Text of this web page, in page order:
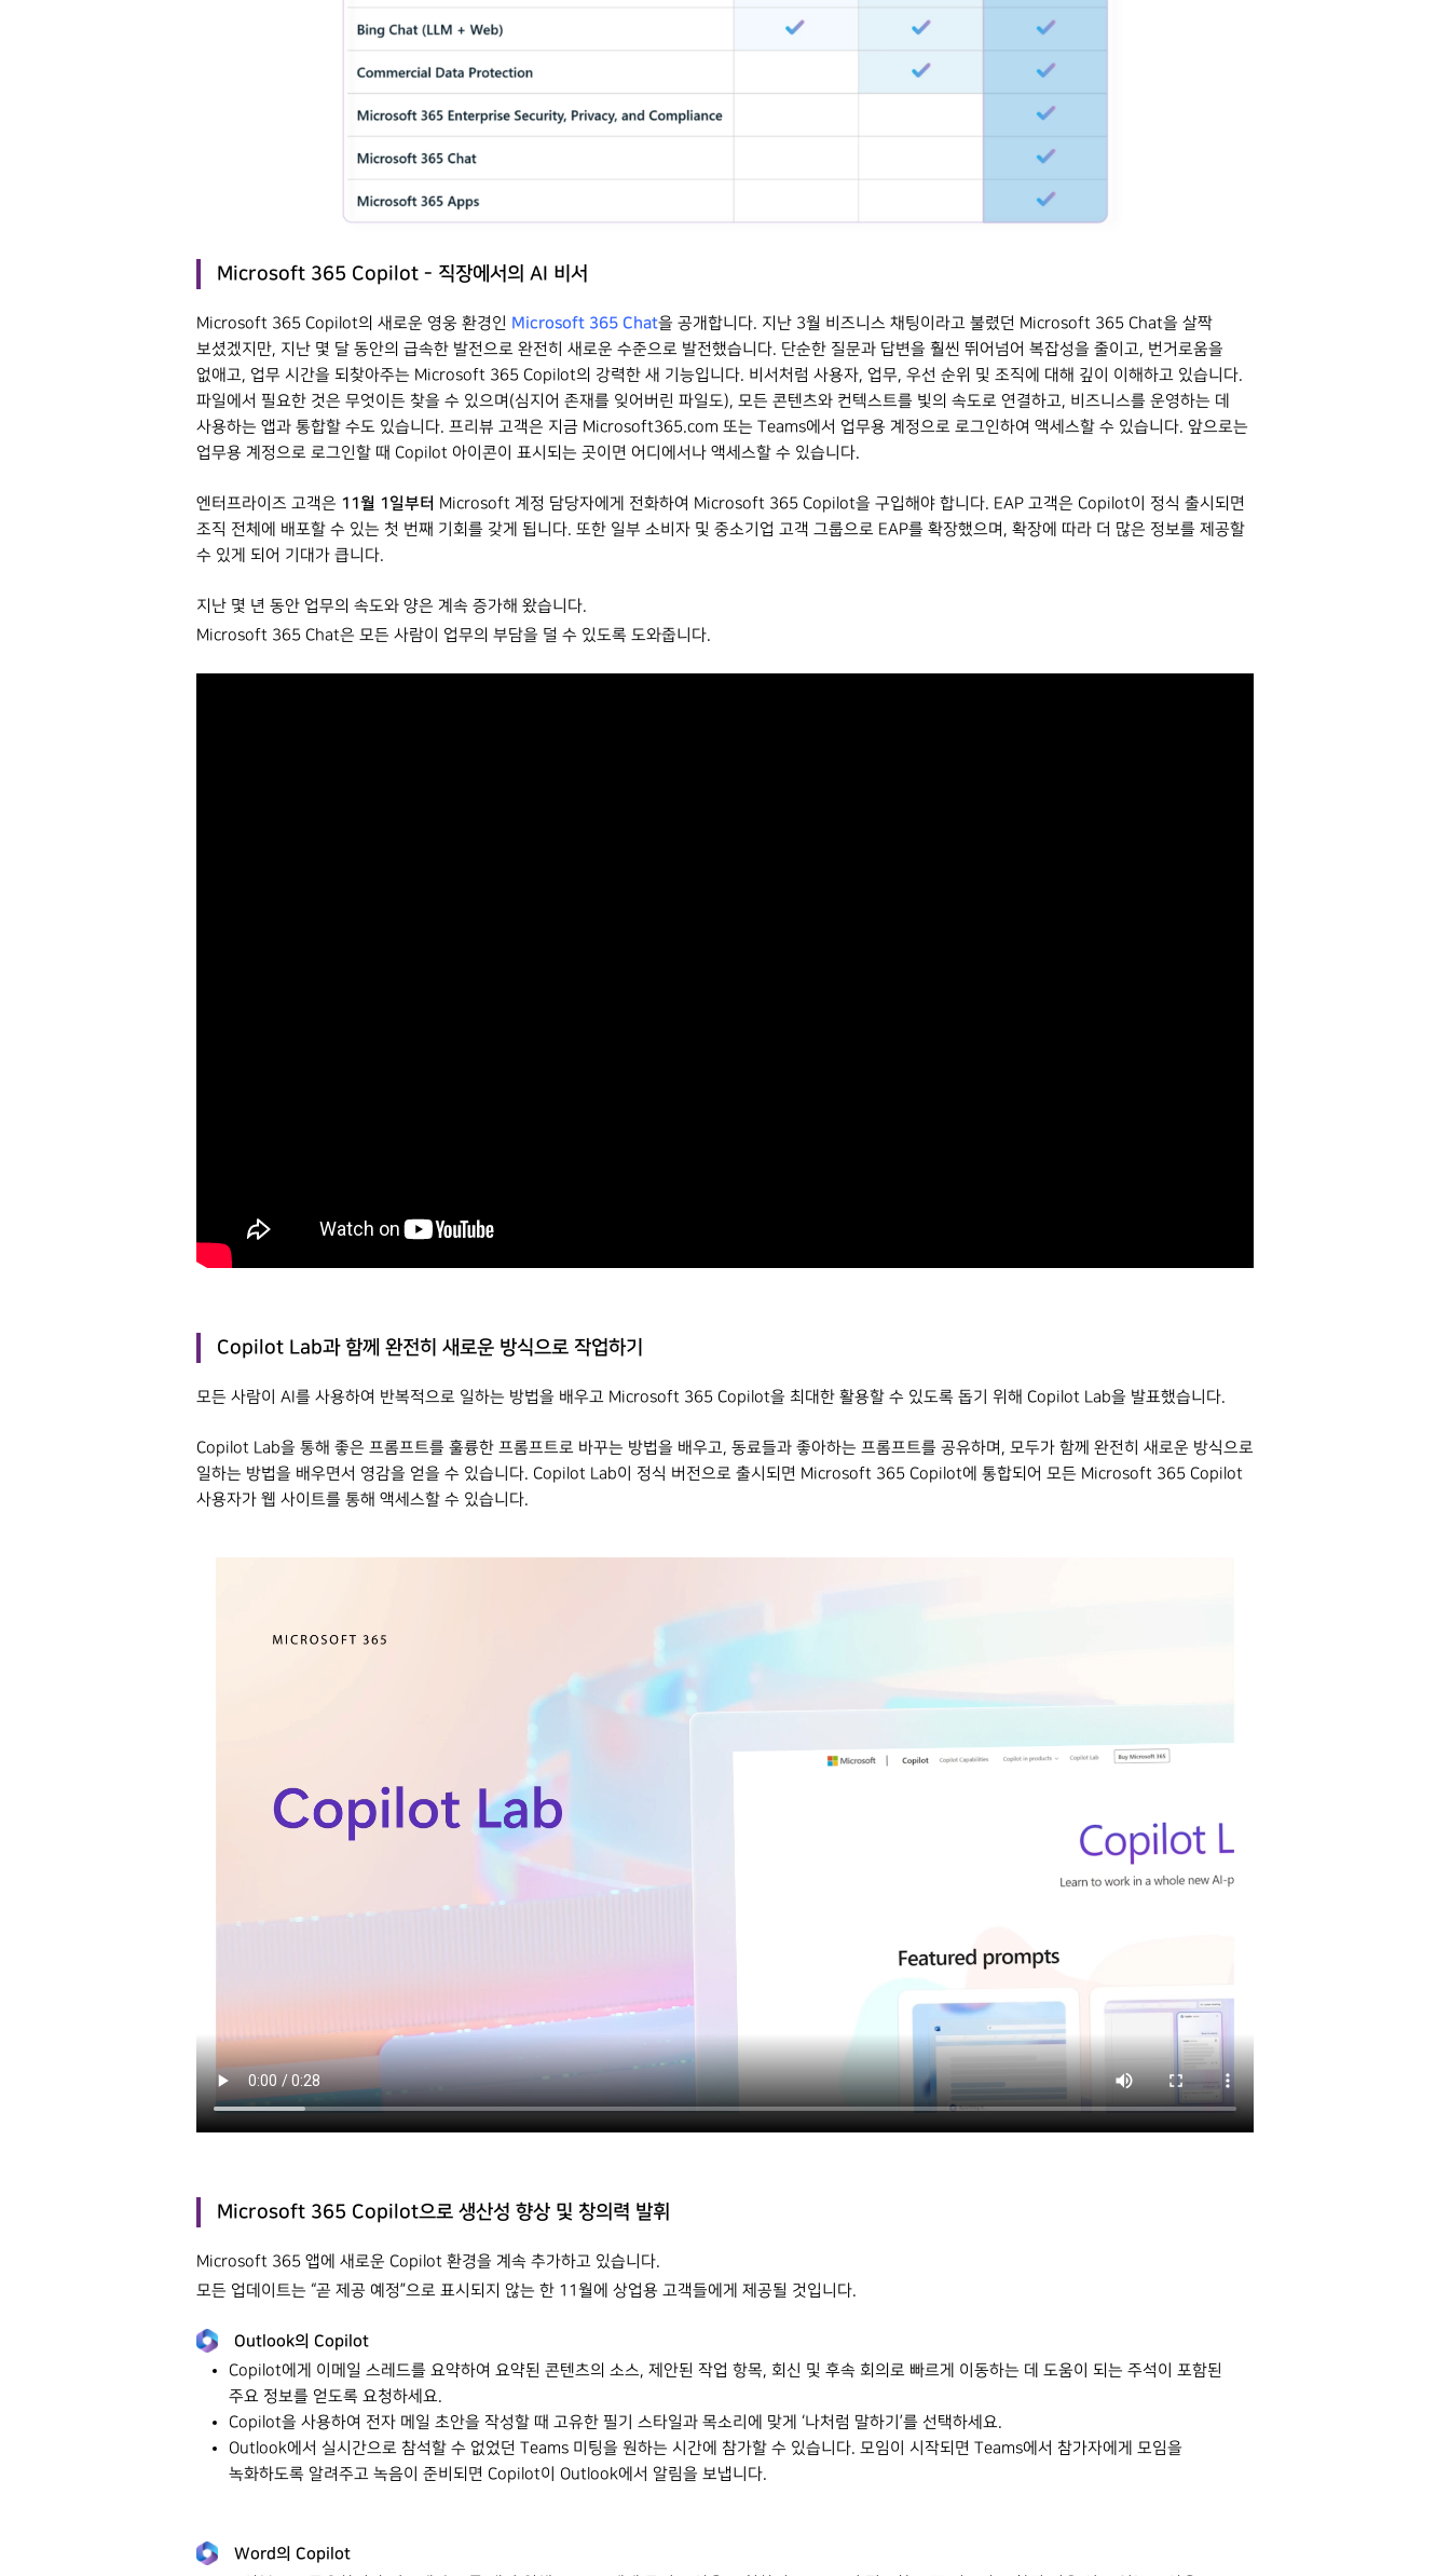
Microsoft 365 Copilot - 직장에서의 AI 비서
Microsoft 365 Copilot의 새로운 영웅 환경인 Microsoft 365 Chat을 공개합니다. 지난 3월 비즈니스 채팅이라고 불렸던 Microsoft 365 Chat을 살짝
보셨겠지만, 지난 몇 달 동안의 급속한 발전으로 완전히 새로운 수준으로 발전했습니다. 단순한 질문과 답변을 훨씬 뛰어넘어 복잡성을 줄이고, 번거로움을
없애고, 업무 시간을 되찾아주는 Microsoft 365 Copilot의 강력한 새 기능입니다. 비서처럼 사용자, 업무, 우선 순위 및 조직에 대해 깊이 이해하고 있습니다.
파일에서 필요한 것은 무엇이든 찾을 수 있으며(심지어 존재를 잊어버린 파일도), 모든 콘텐츠와 컨텍스트를 빛의 속도로 연결하고, 비즈니스를 운영하는 데
사용하는 앱과 통합할 수도 있습니다. 프리뷰 고객은 지금 Microsoft365.com 또는 Teams에서 업무용 계정으로 로그인하여 액세스할 수 있습니다. 앞으로는
업무용 계정으로 로그인할 때 Copilot 아이콘이 표시되는 곳이면 어디에서나 액세스할 수 있습니다.
엔터프라이즈 고객은 11월 1일부터 Microsoft 계정 담당자에게 전화하여 Microsoft 365 Copilot을 구입해야 합니다. EAP 고객은 Copilot이 정식 출시되면
조직 전체에 배포할 수 있는 첫 번째 기회를 갖게 됩니다. 또한 일부 소비자 및 중소기업 고객 그룹으로 EAP를 확장했으며, 확장에 따라 더 많은 정보를 제공할
수 있게 되어 기대가 큽니다.
지난 몇 년 동안 업무의 속도와 양은 계속 증가해 왔습니다.
Microsoft 365 Chat은 모든 사람이 업무의 부담을 덜 수 있도록 도와줍니다.
Copilot Lab과 함께 완전히 새로운 방식으로 작업하기
모든 사람이 AI를 사용하여 반복적으로 일하는 방법을 배우고 Microsoft 365 Copilot을 최대한 활용할 수 있도록 돕기 위해 Copilot Lab을 발표했습니다.
Copilot Lab을 통해 좋은 프롬프트를 훌륭한 프롬프트로 바꾸는 방법을 배우고, 동료들과 좋아하는 프롬프트를 공유하며, 모두가 함께 완전히 새로운 방식으로
일하는 방법을 배우면서 영감을 얻을 수 있습니다. Copilot Lab이 정식 버전으로 출시되면 Microsoft 365 Copilot에 통합되어 모든 Microsoft 365 Copilot
사용자가 웹 사이트를 통해 액세스할 수 있습니다.
Microsoft 365 Copilot으로 생산성 향상 및 창의력 발휘
Microsoft 365 앱에 새로운 Copilot 환경을 계속 추가하고 있습니다.
모든 업데이트는 “곧 제공 예정”으로 표시되지 않는 한 11월에 상업용 고객들에게 제공될 것입니다.
Outlook의 Copilot
Copilot에게 이메일 스레드를 요약하여 요약된 콘텐츠의 소스, 제안된 작업 항목, 회신 및 후속 회의로 빠르게 이동하는 데 도움이 되는 주석이 포함된
주요 정보를 얻도록 요청하세요.
Copilot을 사용하여 전자 메일 초안을 작성할 때 고유한 필기 스타일과 목소리에 맞게 ‘나처럼 말하기’를 선택하세요.
Outlook에서 실시간으로 참석할 수 없었던 Teams 미팅을 원하는 시간에 참가할 수 있습니다. 모임이 시작되면 Teams에서 참가자에게 모임을
녹화하도록 알려주고 녹음이 준비되면 Copilot이 Outlook에서 알림을 보냅니다.
Word의 Copilot